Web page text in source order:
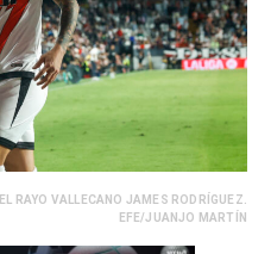
RAYO VALLECANO JAMES RODRÍGUEZ.
EFE/JUANJO MARTÍN